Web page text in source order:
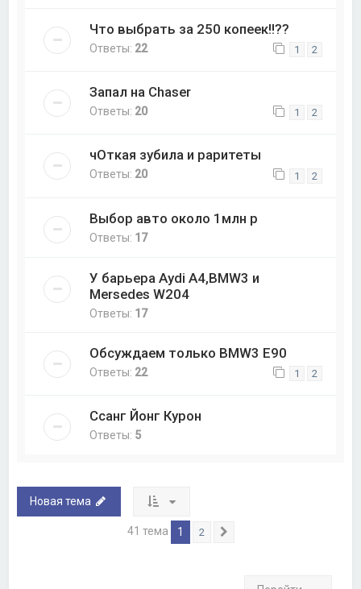
Что выбрать за 250 копеек!!??
Ответы: 22 1 2
Запал на Chaser
Ответы: 20 1 2
чОткая зубила и раритеты
Ответы: 20 1 2
Выбор авто около 1млн р
Ответы: 17
У барьера Aydi A4,BMW3 и
Mersedes W204
Ответы: 17
Обсуждаем только BMW3 Е90
Ответы: 22 1 2
Ссанг Йонг Курон
Ответы: 5
Новая тема
41 тема 1 2